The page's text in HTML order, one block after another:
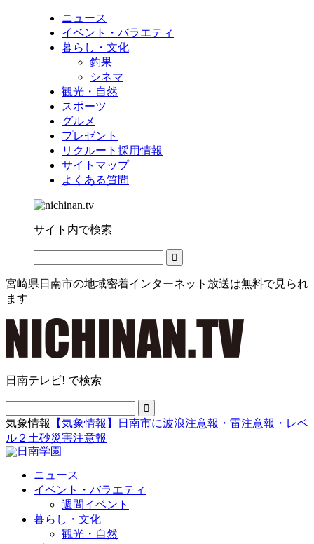
ニュース
イベント・バラエティ
暮らし・文化
釣果
シネマ
観光・自然
スポーツ
グルメ
プレゼント
リクルート採用情報
サイトマップ
よくある質問
サイト内で検索
宮崎県日南市の地域密着インターネット放送は無料で見られ
ます
日南テレビ! で検索
気象情報
【気象情報】日南市に波浪注意報・雷注意報・レベ
ル２土砂災害注意報
ニュース
イベント・バラエティ
週間イベント
暮らし・文化
観光・自然